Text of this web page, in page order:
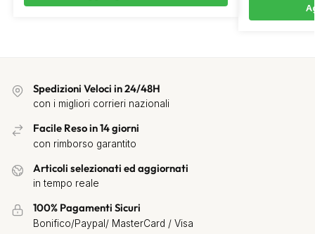
Spedizioni Veloci in 24/48H
con i migliori corrieri nazionali
Facile Reso in 14 giorni
con rimborso garantito
Articoli selezionati ed aggiornati
in tempo reale
100% Pagamenti Sicuri
Bonifico/Paypal/ MasterCard / Visa